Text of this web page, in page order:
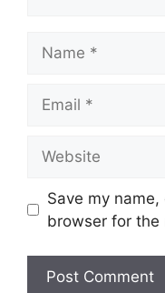
Save my
browser for the